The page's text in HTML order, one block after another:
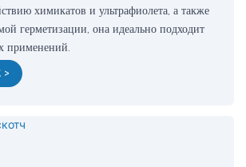
химикатов и ультрафиолета, а также
герметизации, она идеально подходит
применений.
>